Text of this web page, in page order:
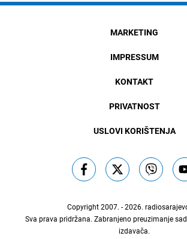
MARKETING
IMPRESSUM
KONTAKT
PRIVATNOST
USLOVI KORIŠTENJA
Copyright 2007. - 2026.
Sva prava pridržana. Zabranjeno preuzimanje
izdavača.